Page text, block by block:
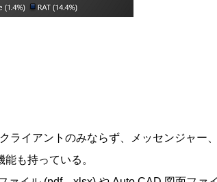
ライアントのみならず、メッセンジャー
も持っている。